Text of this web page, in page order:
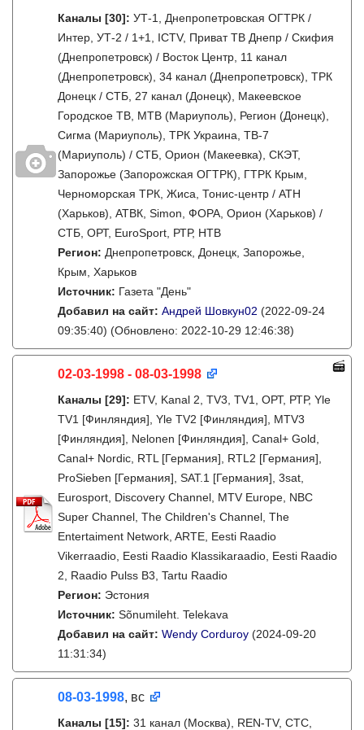
Каналы [30]: УТ-1, Днепропетровская ОГТРК /
Интер, УТ-2 / 1+1, ICTV, Приват ТВ Днепр / Скифия
(Днепропетровск) / Восток Центр, 11 канал
(Днепропетровск), 34 канал (Днепропетровск), ТРК
Донецк / СТБ, 27 канал (Донецк), Макеевское
Городское ТВ, МТВ (Мариуполь), Регион (Донецк),
Сигма (Мариуполь), ТРК Украина, ТВ-7
(Мариуполь) / СТБ, Орион (Макеевка), СКЭТ,
Запорожье (Запорожская ОГТРК), ГТРК Крым,
Черноморская ТРК, Жиса, Тонис-центр / АТН
(Харьков), АТВК, Simon, ФОРА, Орион (Харьков) /
СТБ, ОРТ, EuroSport, РТР, НТВ
Регион: Днепропетровск, Донецк, Запорожье,
Крым, Харьков
Источник: Газета "День"
Добавил на сайт: Андрей Шовкун02 (2022-09-24
09:35:40) (Обновлено: 2022-10-29 12:46:38)
02-03-1998 - 08-03-1998
Каналы [29]: ETV, Kanal 2, TV3, TV1, ОРТ, РТР, Yle
TV1 [Финляндия], Yle TV2 [Финляндия], MTV3
[Финляндия], Nelonen [Финляндия], Canal+ Gold,
Canal+ Nordic, RTL [Германия], RTL2 [Германия],
ProSieben [Германия], SAT.1 [Германия], 3sat,
Eurosport, Discovery Channel, MTV Europe, NBC
Super Channel, The Children's Channel, The
Entertaiment Network, ARTE, Eesti Raadio
Vikerraadio, Eesti Raadio Klassikaraadio, Eesti Raadio
2, Raadio Pulss B3, Tartu Raadio
Регион: Эстония
Источник: Sõnumileht. Telekava
Добавил на сайт: Wendy Corduroy (2024-09-20
11:31:34)
08-03-1998, вс
Каналы [15]: 31 канал (Москва), REN-TV, СТС,